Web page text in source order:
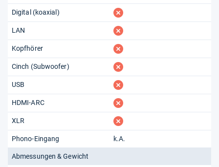
Digital (koaxial) fehlt
LAN fehlt
Kopfhörer fehlt
Cinch (Subwoofer) fehlt
USB fehlt
HDMI-ARC fehlt
XLR fehlt
Phono-Eingang k.A.
Abmessungen & Gewicht